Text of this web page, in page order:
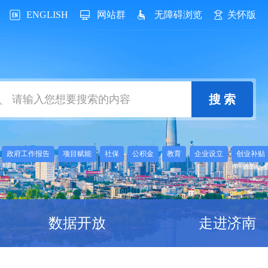
ENGLISH 网站群 无障碍浏览 关怀版
政府工作报告 项目赋能 社保 公积金 教育 企业设立 创业补贴
数据开放 走进济南